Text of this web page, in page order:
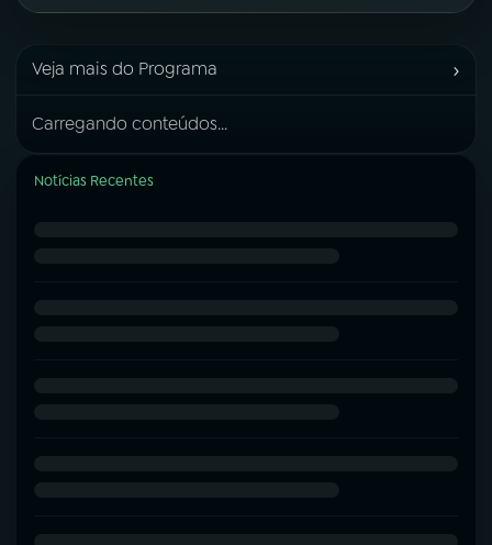
Veja mais do Programa ›
Carregando conteúdos...
Notícias Recentes